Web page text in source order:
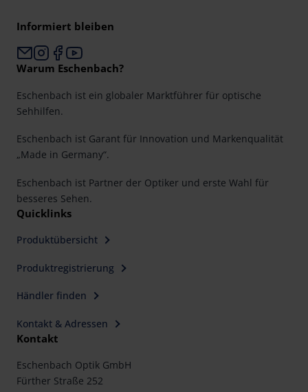
Informiert bleiben
Warum Eschenbach?
Eschenbach ist ein globaler Marktführer für optische
Sehhilfen.
Eschenbach ist Garant für Innovation und Markenqualität
„Made in Germany“.
Eschenbach ist Partner der Optiker und erste Wahl für
besseres Sehen.
Quicklinks
Produktübersicht
Produktregistrierung
Händler finden
Kontakt & Adressen
Kontakt
Eschenbach Optik GmbH
Fürther Straße 252